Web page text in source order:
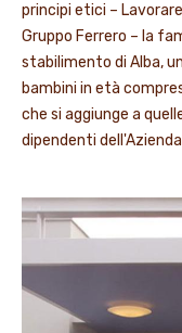
principi etici –
Gruppo Ferrero – la
stabilimento di Alba,
bambini in età
che si aggiunge a
dipendenti